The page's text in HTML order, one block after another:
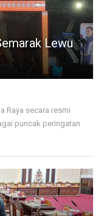
Lewu
Raya secara resmi
puncak peringatan